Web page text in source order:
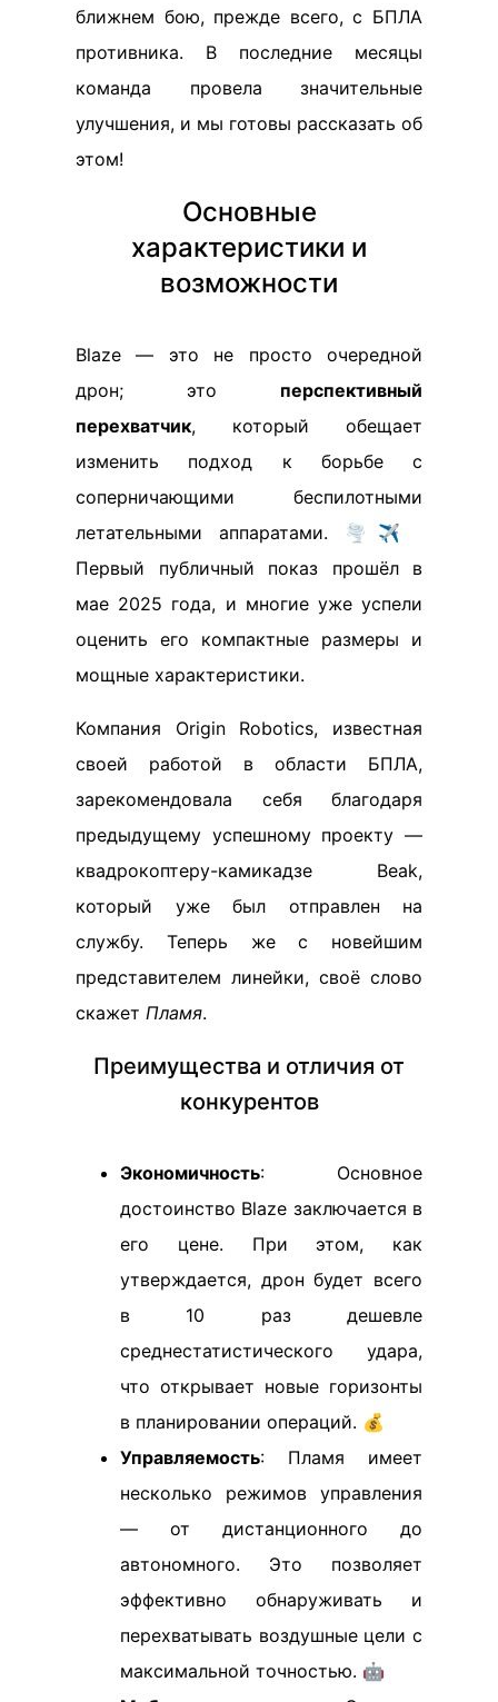
ближнем бою, прежде всего, с БПЛА
противника. В последние месяцы
команда провела значительные
улучшения, и мы готовы рассказать об
этом!
Основные
характеристики и
возможности
Blaze — это не просто очередной
дрон; это перспективный
перехватчик, который обещает
изменить подход к борьбе с
соперничающими беспилотными
летательными аппаратами. 🌪️✈️
Первый публичный показ прошёл в
мае 2025 года, и многие уже успели
оценить его компактные размеры и
мощные характеристики.
Компания Origin Robotics, известная
своей работой в области БПЛА,
зарекомендовала себя благодаря
предыдущему успешному проекту —
квадрокоптеру-камикадзе Beak,
который уже был отправлен на
службу. Теперь же с новейшим
представителем линейки, своё слово
скажет Пламя.
Преимущества и отличия от
конкурентов
Экономичность: Основное
достоинство Blaze заключается в
его цене. При этом, как
утверждается, дрон будет всего
в 10 раз дешевле
среднестатистического удара,
что открывает новые горизонты
в планировании операций. 💰
Управляемость: Пламя имеет
несколько режимов управления
— от дистанционного до
автономного. Это позволяет
эффективно обнаруживать и
перехватывать воздушные цели с
максимальной точностью. 🤖